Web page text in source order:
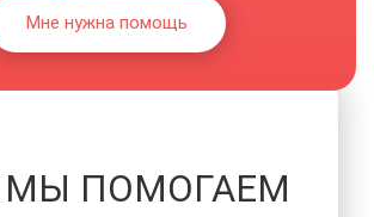
Мне нужна помощь
МЫ ПОМОГАЕМ